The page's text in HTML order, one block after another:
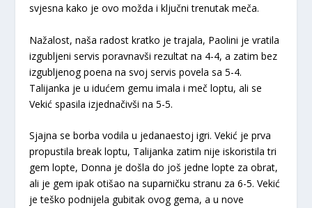
svjesna kako je ovo možda i ključni trenutak meča.
Nažalost, naša radost kratko je trajala, Paolini je vratila
izgubljeni servis poravnavši rezultat na 4-4, a zatim bez
izgubljenog poena na svoj servis povela sa 5-4.
Talijanka je u idućem gemu imala i meč loptu, ali se
Vekić spasila izjednačivši na 5-5.
Sjajna se borba vodila u jedanaestoj igri. Vekić je prva
propustila break loptu, Talijanka zatim nije iskoristila tri
gem lopte, Donna je došla do još jedne lopte za obrat,
ali je gem ipak otišao na suparničku stranu za 6-5. Vekić
je teško podnijela gubitak ovog gema, a u nove